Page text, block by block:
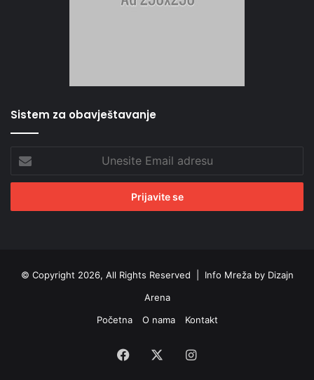
Sistem za obavještavanje
Unesite
Email
adresu
© Copyright 2026, All Rights Reserved | Info Mreža by Dizajn
Arena
Početna
O nama Kontakt
Facebook Instagram